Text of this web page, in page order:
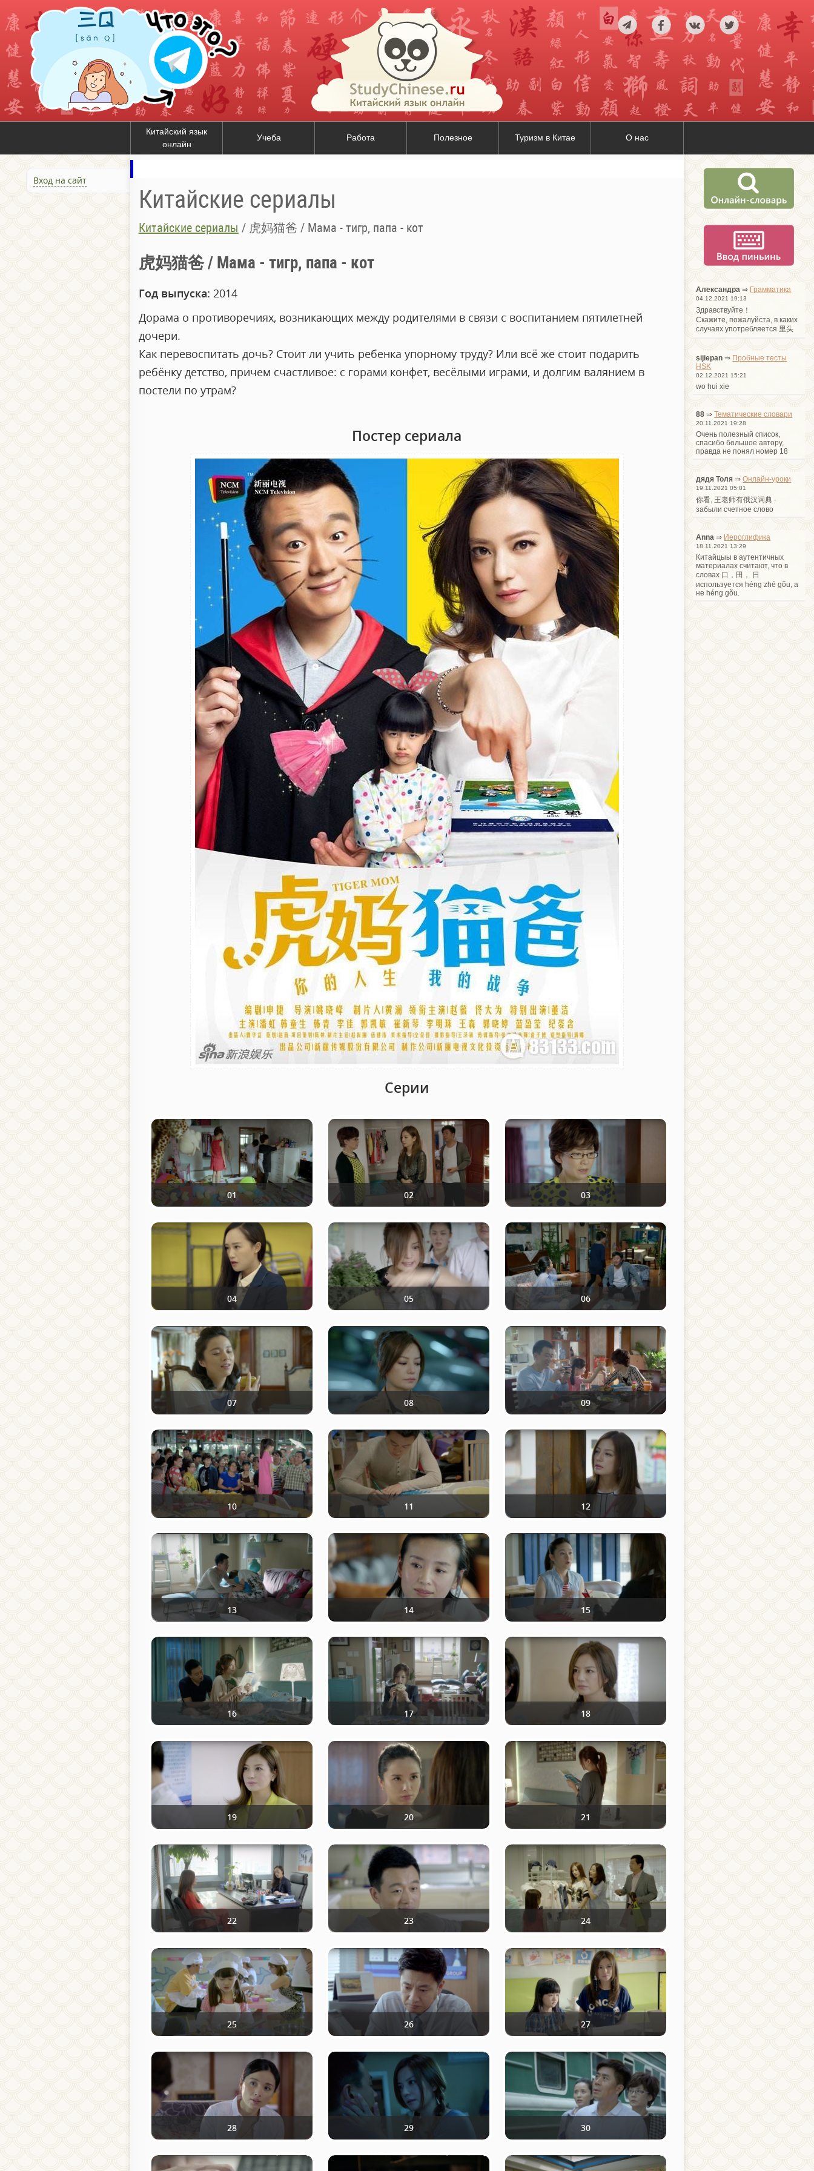
Китайский язык
онлайн
Учеба Работа Полезное Туризм в Китае О нас
Вход на сайт
Китайские сериалы
Китайские сериалы / 虎妈猫爸 / Мама - тигр, папа - кот
虎妈猫爸 / Мама - тигр, папа - кот
Год выпуска: 2014
Дорама о противоречиях, возникающих между родителями в связи с воспитанием пятилетней
дочери.
Как перевоспитать дочь? Стоит ли учить ребенка упорному труду? Или всё же стоит подарить
ребёнку детство, причем счастливое: с горами конфет, весёлыми играми, и долгим валянием в
постели по утрам?
Постер сериала
Серии
01 02 03
04 05 06
07 08 09
10 11 12
13 14 15
16 17 18
19 20 21
22 23 24
25 26 27
28 29 30
Александра ⇒ Грамматика
04.12.2021 19:13
Здравствуйте！
Cкажите, пожалуйста, в каких
случаях употребляется 里头
sijiepan ⇒ Пробные тесты
HSK
02.12.2021 15:21
wo hui xie
88 ⇒Тематические словари
20.11.2021 19:28
Очень полезный список,
спасибо большое автору,
правда не понял номер 18
дядя Толя ⇒Онлайн-уроки
19.11.2021 05:01
你看, 王老师有俄汉词典 -
забыли счетное слово
Anna ⇒ Иероглифика
18.11.2021 13:29
Китайцыы в аутентичных
материалах считают, что в
словах 口，田， 日
используется héng zhé gõu, а
не héng gõu.